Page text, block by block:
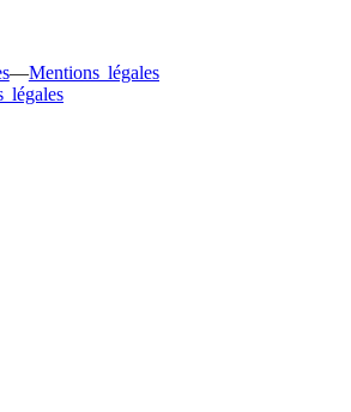
—Mentions légales
légales